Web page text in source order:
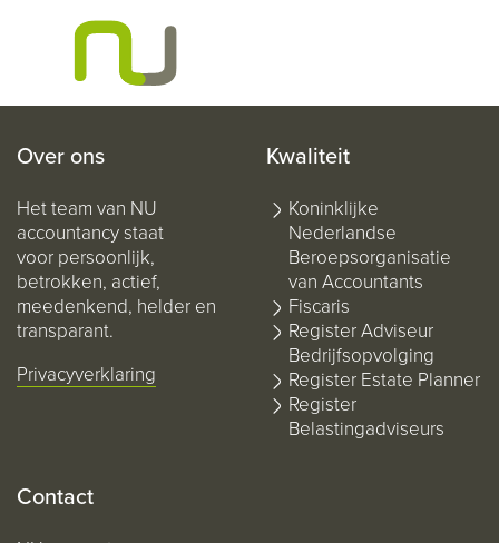
Over ons
Het team van NU
accountancy staat
voor persoonlijk,
betrokken, actief,
meedenkend, helder en
transparant.
Privacyverklaring
Kwaliteit
Koninklijke
Nederlandse
Beroepsorganisatie
van Accountants
Fiscaris
Register Adviseur
Bedrijfsopvolging
Register Estate Planner
Register
Belastingadviseurs
Contact